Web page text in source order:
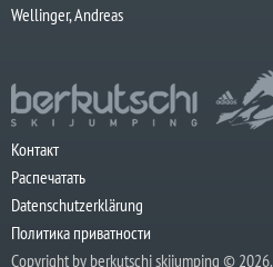
Wellinger, Andreas
Контакт
Распечатать
Datenschutzerklärung
Политика приватности
Copyright by berkutschi skijumping © 2026.